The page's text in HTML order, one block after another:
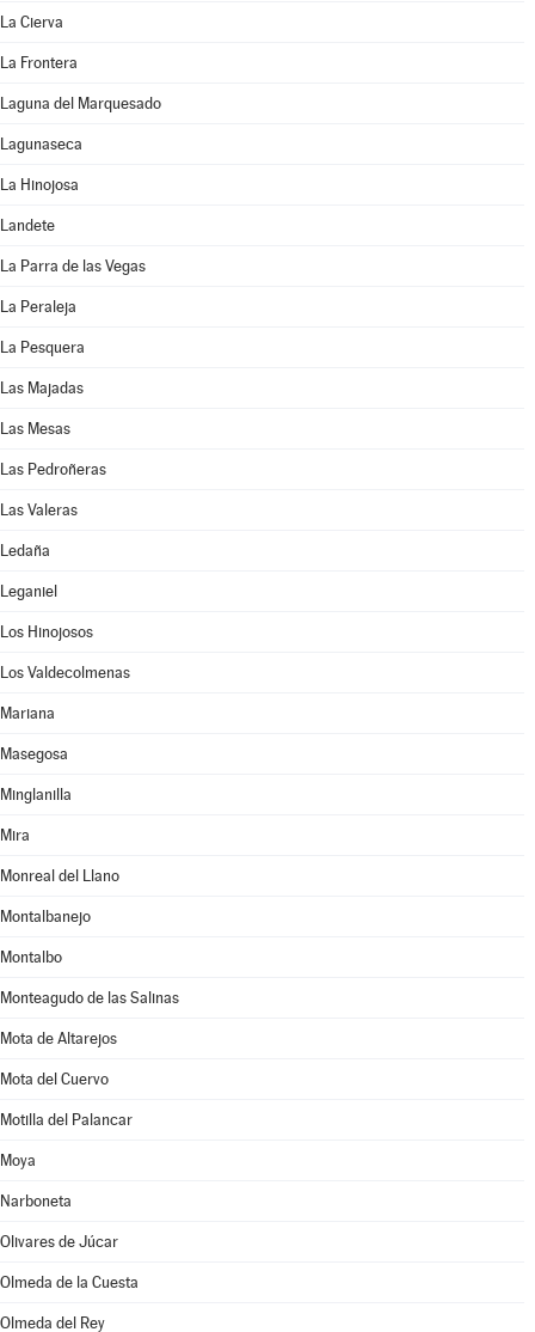
La Cierva
La Frontera
Laguna del Marquesado
Lagunaseca
La Hinojosa
Landete
La Parra de las Vegas
La Peraleja
La Pesquera
Las Majadas
Las Mesas
Las Pedroñeras
Las Valeras
Ledaña
Leganiel
Los Hinojosos
Los Valdecolmenas
Mariana
Masegosa
Minglanilla
Mira
Monreal del Llano
Montalbanejo
Montalbo
Monteagudo de las Salinas
Mota de Altarejos
Mota del Cuervo
Motilla del Palancar
Moya
Narboneta
Olivares de Júcar
Olmeda de la Cuesta
Olmeda del Rey